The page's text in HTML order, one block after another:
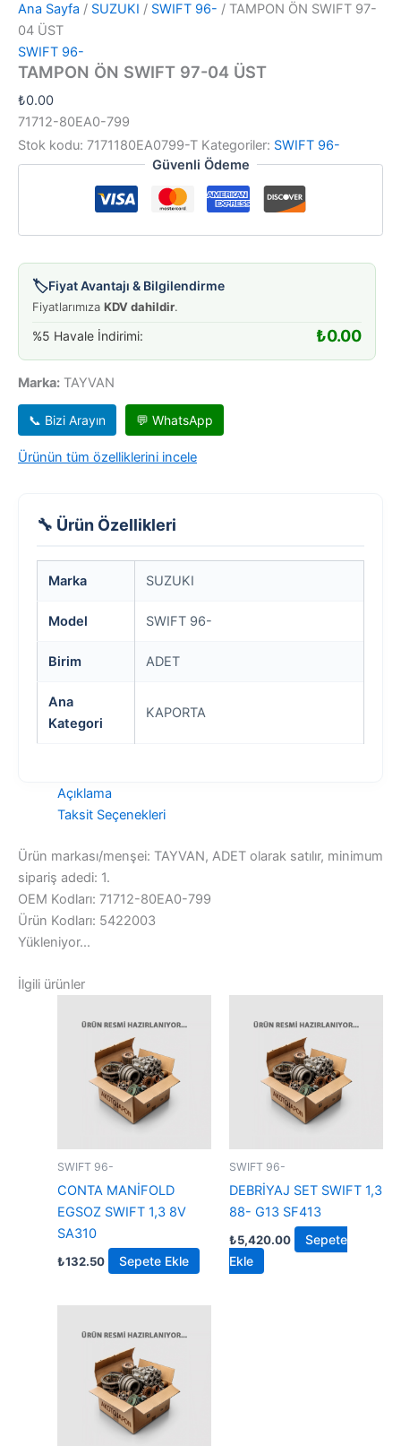
Ana Sayfa / SUZUKI / SWIFT 96- / TAMPON ÖN SWIFT 97-
04 ÜST
SWIFT 96-
TAMPON ÖN SWIFT 97-04 ÜST
₺0.00
71712-80EA0-799
Stok kodu: 7171180EA0799-T Kategoriler: SWIFT 96-
Güvenli Ödeme
🏷️Fiyat Avantajı & Bilgilendirme
Fiyatlarımıza KDV dahildir.
%5 Havale İndirimi: ₺0.00
Marka: TAYVAN
📞 Bizi Arayın 💬 WhatsApp
Ürünün tüm özelliklerini incele
🔧 Ürün Özellikleri
Marka SUZUKI
Model SWIFT 96-
Birim ADET
Ana
Kategori
KAPORTA
Açıklama
Taksit Seçenekleri
Ürün markası/menşei: TAYVAN, ADET olarak satılır, minimum
sipariş adedi: 1.
OEM Kodları: 71712-80EA0-799
Ürün Kodları: 5422003
Yükleniyor...
İlgili ürünler
SWIFT 96-
CONTA MANİFOLD
EGSOZ SWIFT 1,3 8V
SA310
₺132.50 Sepete Ekle
SWIFT 96-
DEBRİYAJ SET SWIFT 1,3
88- G13 SF413
₺5,420.00
Sepete
Ekle